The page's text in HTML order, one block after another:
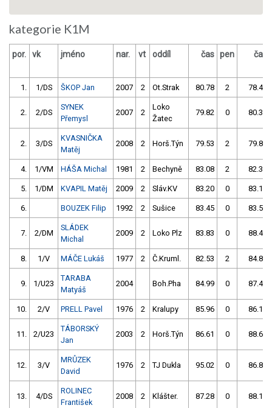
kategorie K1M
por. vk jméno nar. vt oddíl čas pen čas
1. 1/DS ŠKOP Jan 2007 2 Ot.Strak 80.78 2 78.43
2. 2/DS
SYNEK
Přemysl
2007 2
Loko
Žatec
79.82 0 80.38
2. 3/DS
KVASNIČKA
Matěj
2008 2 Horš.Týn 79.53 2 79.82
4. 1/VM HÁŠA Michal 1981 2 Bechyně 83.08 2 82.34
5. 1/DM KVAPIL Matěj 2009 2 Sláv.KV 83.20 0 83.13
6. BOUZEK Filip 1992 2 Sušice 83.45 0 83.51
7. 2/DM
SLÁDEK
Michal
2009 2 Loko Plz 83.83 0 88.43
8. 1/V MÁČE Lukáš 1977 2 Č.Kruml. 82.53 2 84.89
9. 1/U23
TARABA
Matyáš
2004 Boh.Pha 84.99 0 87.48
10. 2/V PRELL Pavel 1976 2 Kralupy 85.96 0 86.19
11. 2/U23
TÁBORSKÝ
Jan
2003 2 Horš.Týn 86.61 0 88.68
12. 3/V
MRŮZEK
David
1976 2 TJ Dukla 95.02 0 86.81
13. 4/DS
ROLINEC
František
2008 2 Klášter. 87.28 0 88.14